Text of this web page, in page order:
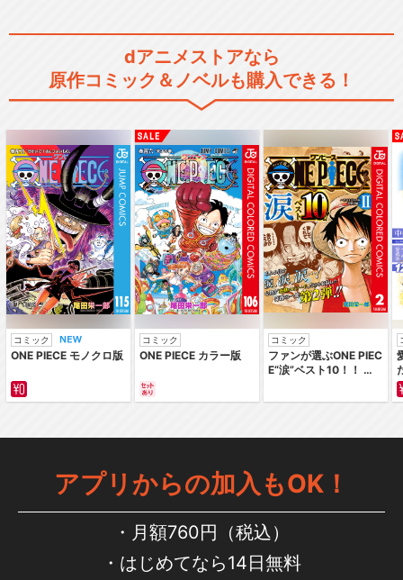
dアニメストアなら
原作コミック＆ノベルも購入できる！
コミック
ONE PIECE モノクロ版
コミック
ONE PIECE カラー版
コミック
ファンが選ぶONE PIEC
E“涙”ベスト10！！ ～
編～ カラー版
アプリからの加入もOK！
月額760円（税込）
はじめてなら14日無料